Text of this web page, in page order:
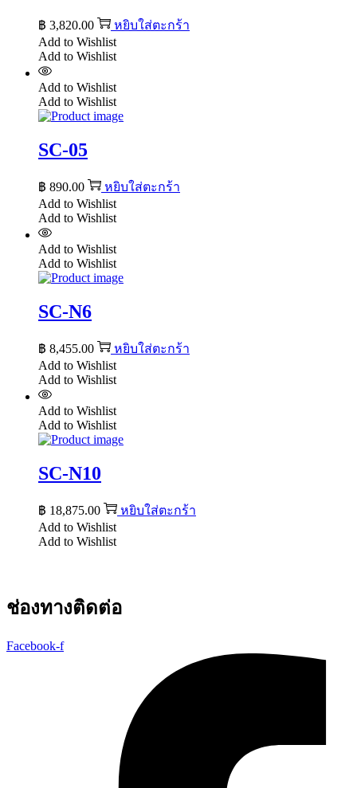
฿ 3,820.00
หยิบใส่ตะกร้า
Add to Wishlist
Add to Wishlist
Add to Wishlist
Add to Wishlist
SC-05
฿ 890.00
หยิบใส่ตะกร้า
Add to Wishlist
Add to Wishlist
Add to Wishlist
Add to Wishlist
SC-N6
฿ 8,455.00
หยิบใส่ตะกร้า
Add to Wishlist
Add to Wishlist
Add to Wishlist
Add to Wishlist
SC-N10
฿ 18,875.00
หยิบใส่ตะกร้า
Add to Wishlist
Add to Wishlist
ช่องทางติดต่อ
Facebook-f